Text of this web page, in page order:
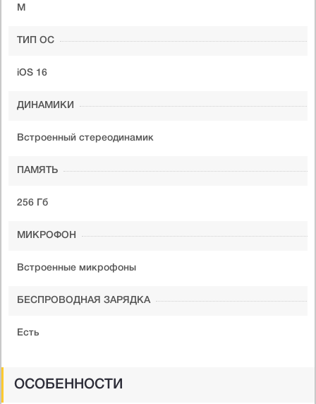
M
ТИП ОС
iOS 16
ДИНАМИКИ
Встроенный стереодинамик
ПАМЯТЬ
256 Гб
МИКРОФОН
Встроенные микрофоны
БЕСПРОВОДНАЯ ЗАРЯДКА
Есть
ОСОБЕННОСТИ